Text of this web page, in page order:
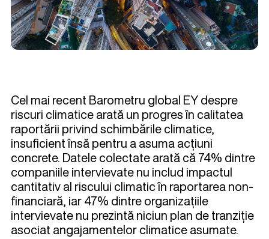
Cel mai recent Barometru global EY despre
riscuri climatice arată un progres în calitatea
raportării privind schimbările climatice,
insuficient însă pentru a asuma acțiuni
concrete. Datele colectate arată că 74% dintre
companiile intervievate nu includ impactul
cantitativ al riscului climatic în raportarea non-
financiară, iar 47% dintre organizațiile
intervievate nu prezintă niciun plan de tranziție
asociat angajamentelor climatice asumate.